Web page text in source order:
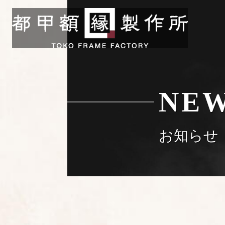
お知らせ